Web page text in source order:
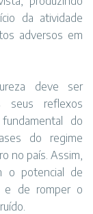
da atividade
adversos em
deve ser
seus reflexos
do
do regime
no país. Assim,
o potencial de
e de romper o